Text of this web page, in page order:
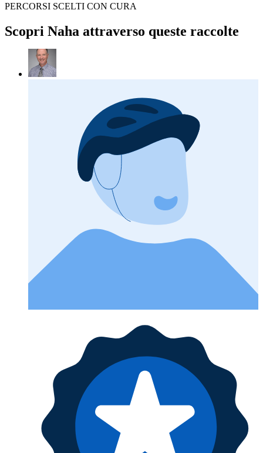
PERCORSI SCELTI CON CURA
Scopri Naha attraverso queste raccolte